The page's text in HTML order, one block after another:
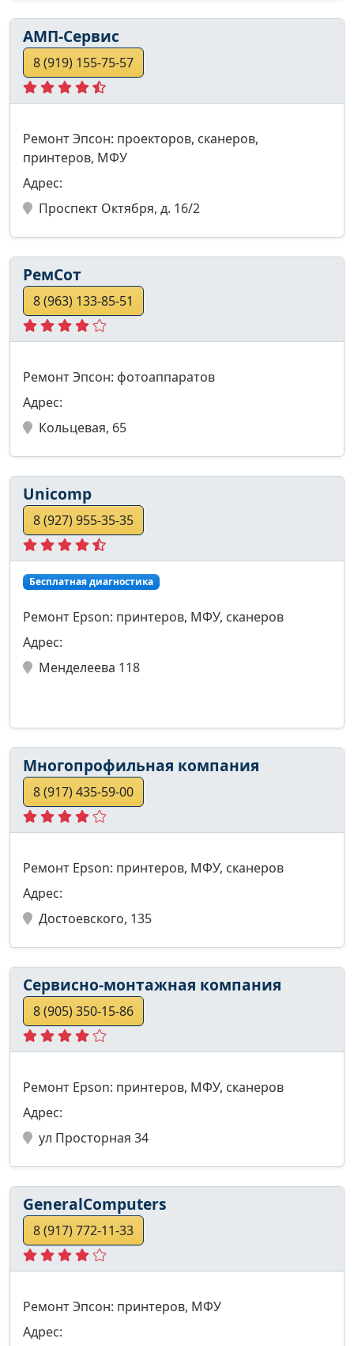
АМП-Сервис
8 (919) 155-75-57
Ремонт Эпсон: проекторов, сканеров,
принтеров, МФУ
Адрес:
Проспект Октября, д. 16/2
РемСот
8 (963) 133-85-51
Ремонт Эпсон: фотоаппаратов
Адрес:
Кольцевая, 65
Unicomp
8 (927) 955-35-35
Бесплатная диагностика
Ремонт Epson: принтеров, МФУ, сканеров
Адрес:
Менделеева 118
Многопрофильная компания
8 (917) 435-59-00
Ремонт Epson: принтеров, МФУ, сканеров
Адрес:
Достоевского, 135
Сервисно-монтажная компания
8 (905) 350-15-86
Ремонт Epson: принтеров, МФУ, сканеров
Адрес:
ул Просторная 34
GeneralComputers
8 (917) 772-11-33
Ремонт Эпсон: принтеров, МФУ
Адрес: